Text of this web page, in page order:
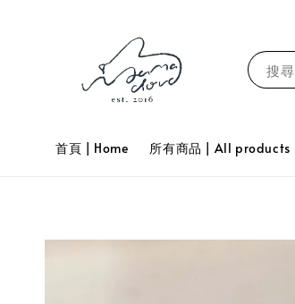
搜尋
首頁 | Home 所有商品 | All products